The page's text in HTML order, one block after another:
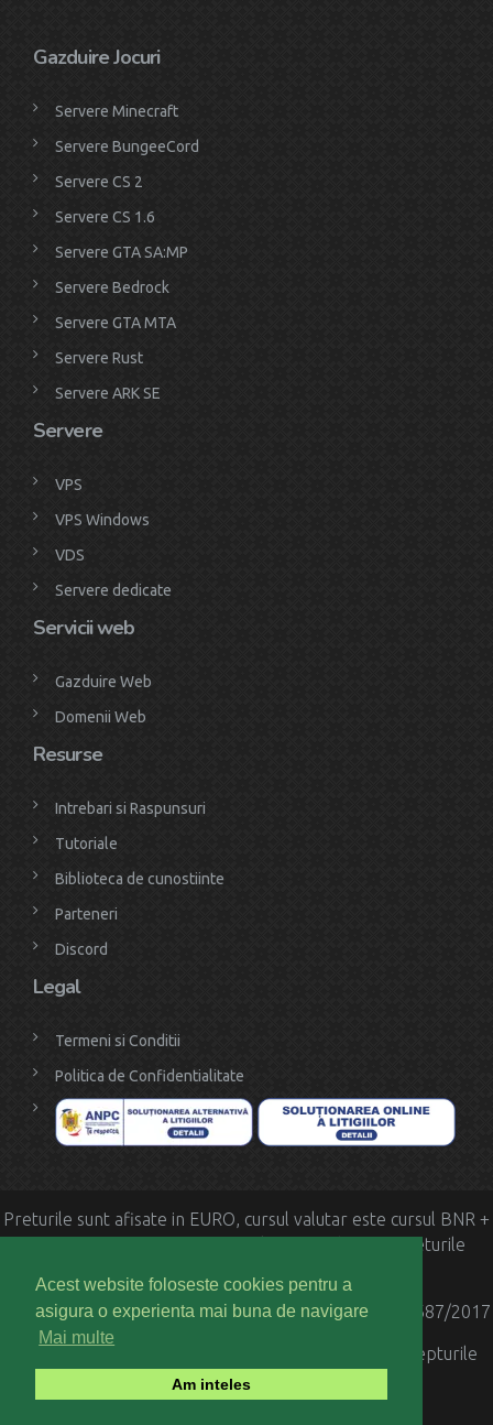
Acest website foloseste cookies pentru a
asigura o experienta mai buna de navigare
Mai multe
Am inteles
Gazduire Jocuri
Servere Minecraft
Servere BungeeCord
Servere CS 2
Servere CS 1.6
Servere GTA SA:MP
Servere Bedrock
Servere GTA MTA
Servere Rust
Servere ARK SE
Servere
VPS
VPS Windows
VDS
Servere dedicate
Servicii web
Gazduire Web
Domenii Web
Resurse
Intrebari si Raspunsuri
Tutoriale
Biblioteca de cunostiinte
Parteneri
Discord
Legal
Termeni si Conditii
Politica de Confidentialitate
Preturile sunt afisate in EURO, cursul valutar este cursul BNR +
2 %. KEKSHOST SRL este neplatitoare de TVA. Preturile
KEKSHOST SRL | CUI: 37239733 , Nr.Reg.Com: J40/3687/2017
Copyright © 2017 - 2025 KeKsHost.Com - Toate drepturile
rezervate.